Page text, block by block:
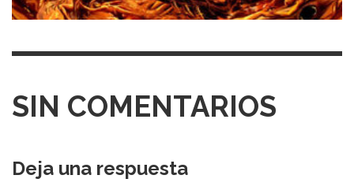
SIN COMENTARIOS
Deja una respuesta